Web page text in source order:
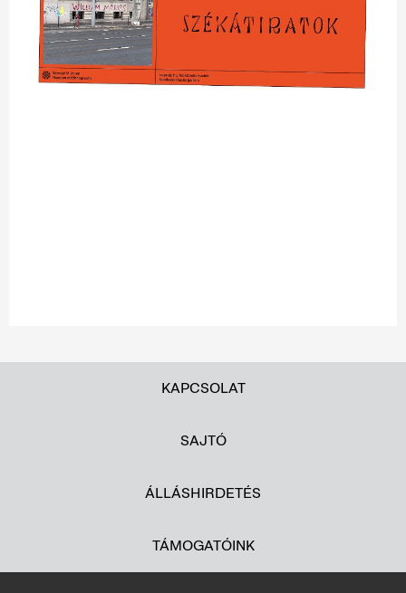
KAPCSOLAT
SAJTÓ
ÁLLÁSHIRDETÉS
TÁMOGATÓINK